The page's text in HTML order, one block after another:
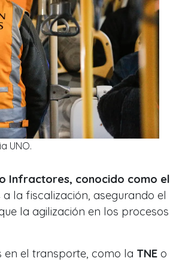
UNO.
Infractores, conocido como el
la fiscalización, asegurando el
la agilización en los procesos
en el transporte, como la TNE o